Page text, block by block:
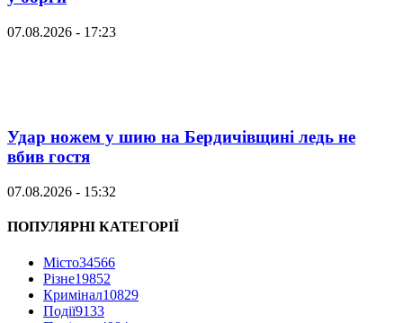
07.08.2026 - 17:23
Удар ножем у шию на Бердичівщині ледь не
вбив гостя
07.08.2026 - 15:32
ПОПУЛЯРНІ КАТЕГОРІЇ
Місто34566
Різне19852
Кримінал10829
Події9133